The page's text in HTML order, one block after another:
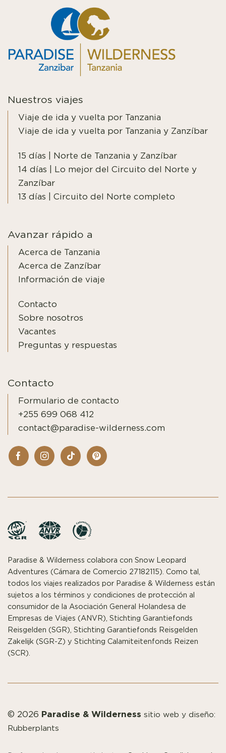
Nuestros viajes
Viaje de ida y vuelta por Tanzania
Viaje de ida y vuelta por Tanzania y Zanzíbar
15 días | Norte de Tanzania y Zanzíbar
14 días | Lo mejor del Circuito del Norte y
Zanzíbar
13 días | Circuito del Norte completo
Avanzar rápido a
Acerca de Tanzania
Acerca de Zanzíbar
Información de viaje
Contacto
Sobre nosotros
Vacantes
Preguntas y respuestas
Contacto
Formulario de contacto
+255 699 068 412
contact@paradise-wilderness.com
Paradise & Wilderness colabora con Snow Leopard
Adventures (Cámara de Comercio 27182115). Como tal,
todos los viajes realizados por Paradise & Wilderness están
sujetos a los términos y condiciones de protección al
consumidor de la Asociación General Holandesa de
Empresas de Viajes (ANVR), Stichting Garantiefonds
Reisgelden (SGR), Stichting Garantiefonds Reisgelden
Zakelijk (SGR-Z) y Stichting Calamiteitenfonds Reizen
(SCR).
© 2026 Paradise & Wilderness sitio web y diseño:
Rubberplants